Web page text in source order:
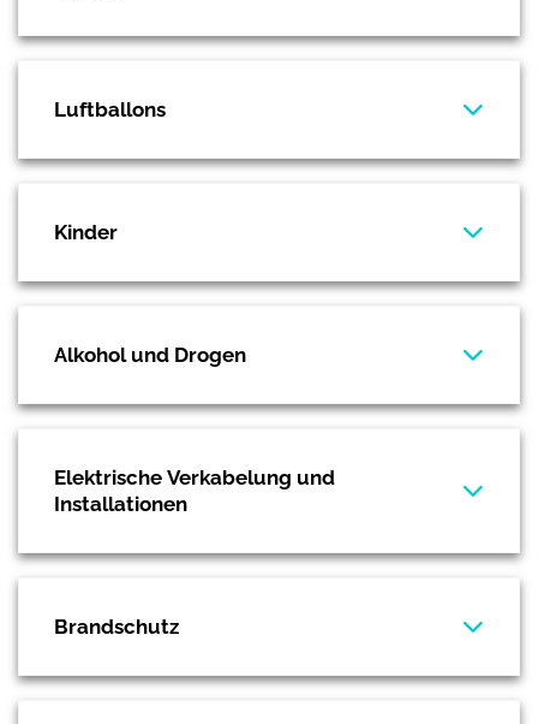
Luftballons
Kinder
Alkohol und Drogen
Elektrische Verkabelung und
Installationen
Brandschutz